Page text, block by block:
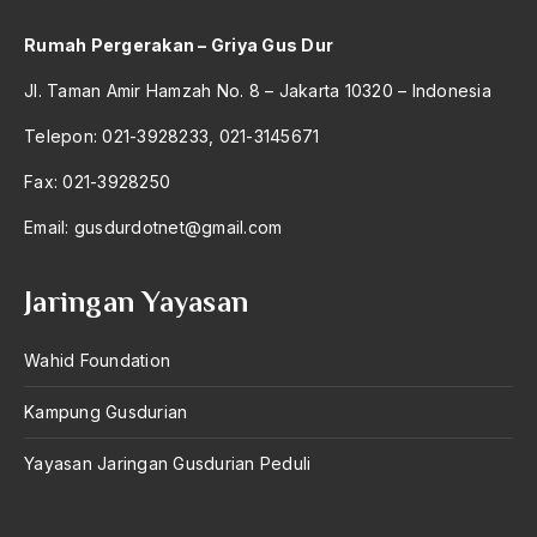
Darurat Militer
das kapital
Datuk Asri
Daud Rasyid
Deideologisasi
Dekrit 5 Juli 1959
Dekrit Anti-Teror
Dekrit Presiden 5 Juli 59
Rumah Pergerakan – Griya Gus Dur
Jl. Taman Amir Hamzah No. 8 – Jakarta 10320 – Indonesia
Telepon: 021-3928233, 021-3145671
Fax: 021-3928250
Email: gusdurdotnet@gmail.com
Jaringan Yayasan
Wahid Foundation
Kampung Gusdurian
Yayasan Jaringan Gusdurian Peduli